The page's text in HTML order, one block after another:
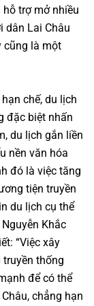
trợ mở nhiều
dân Lai Châu
cũng là một
chế, du lịch
đặc biệt nhấn
du lịch gắn liền
nền văn hóa
đó là việc tăng
tiện truyền
du lịch cụ thể
Khắc
“Việc xây
thống
để có thể
chẳng hạn